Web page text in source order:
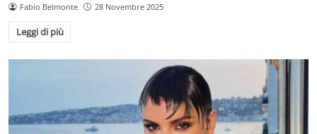
Fabio Belmonte 28 Novembre 2025
Leggi di più